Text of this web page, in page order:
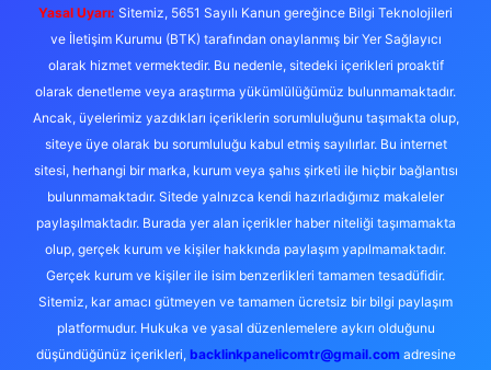
Yasal Uyarı: Sitemiz, 5651 Sayılı Kanun gereğince Bilgi Teknolojileri
ve İletişim Kurumu (BTK) tarafından onaylanmış bir Yer Sağlayıcı
olarak hizmet vermektedir. Bu nedenle, sitedeki içerikleri proaktif
olarak denetleme veya araştırma yükümlülüğümüz bulunmamaktadır.
Ancak, üyelerimiz yazdıkları içeriklerin sorumluluğunu taşımakta olup,
siteye üye olarak bu sorumluluğu kabul etmiş sayılırlar. Bu internet
sitesi, herhangi bir marka, kurum veya şahıs şirketi ile hiçbir bağlantısı
bulunmamaktadır. Sitede yalnızca kendi hazırladığımız makaleler
paylaşılmaktadır. Burada yer alan içerikler haber niteliği taşımamakta
olup, gerçek kurum ve kişiler hakkında paylaşım yapılmamaktadır.
Gerçek kurum ve kişiler ile isim benzerlikleri tamamen tesadüfidir.
Sitemiz, kar amacı gütmeyen ve tamamen ücretsiz bir bilgi paylaşım
platformudur. Hukuka ve yasal düzenlemelere aykırı olduğunu
düşündüğünüz içerikleri, backlinkpanelicomtr@gmail.comadresine